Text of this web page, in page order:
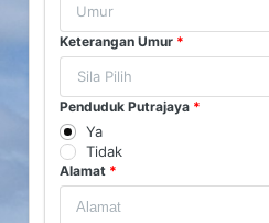
Keterangan Umur *
Sila Pilih
Penduduk Putrajaya *
Ya
Tidak
Alamat *